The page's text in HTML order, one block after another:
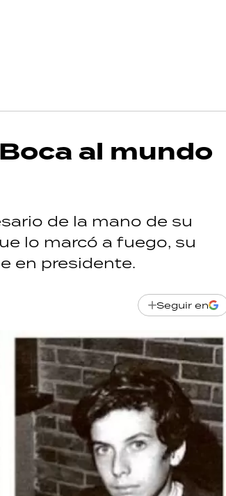
al mundo
de la mano de su
lo marcó a fuego, su
en presidente.
Seguir en